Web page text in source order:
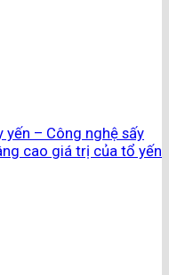
yến – Công nghệ sấy
cao giá trị của tổ yến